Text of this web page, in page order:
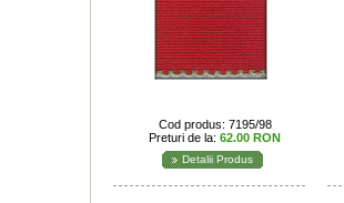
Cod produs: 7195/98
Preturi de la: 62.00 RON
Detalii Produs